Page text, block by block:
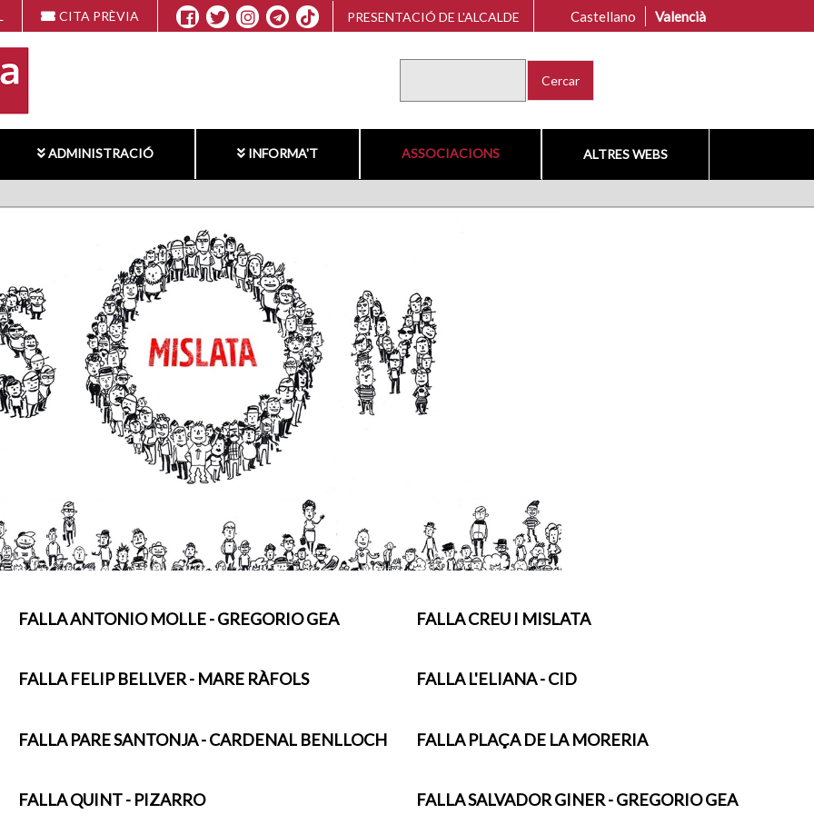
CITA PRÈVIA PRESENTACIÓ DE L'ALCALDE Castellano Valencià
ADMINISTRACIÓ INFORMA'T ASSOCIACIONS ALTRES WEBS
FALLA ANTONIO MOLLE - GREGORIO GEA FALLA CREU I MISLATA
FALLA FELIP BELLVER - MARE RÀFOLS FALLA L'ELIANA - CID
FALLA PARE SANTONJA - CARDENAL BENLLOCH FALLA PLAÇA DE LA MORERIA
FALLA QUINT - PIZARRO FALLA SALVADOR GINER - GREGORIO GEA